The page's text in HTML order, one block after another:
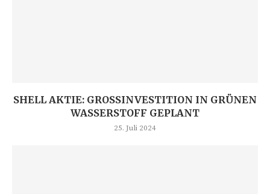
SHELL AKTIE: GROSSINVESTITION IN GRÜNEN W
ASSERSTOFF GEPLANT
25. Juli 2024